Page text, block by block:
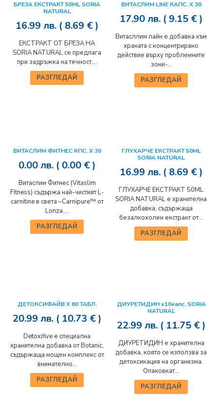
БРЕЗА ЕКСТРАКТ 50ML SORIA
NATURAL
16.99 лв. ( 8.69 € )
ЕКСТРАКТ ОТ БРЕЗА НА
SORIA NATURAL се предлага
при задръжка на течност,...
РАЗГЛЕДАЙ
ВИТАСЛИМ LINE КАПС. Х 30
17.90лв. ( 9.15 € )
Витасллим лайн е добавка към
храната с концентрирано
действие върху проблемните
зони-...
РАЗГЛЕДАЙ
ВИТАСЛИМ ФИТНЕС КПС. Х 30
0.00лв. ( 0.00 € )
Витаслим Фитнес (Vitaslim
Fitness) съдържа най-чистият L-
carnitine в света –Carnipure™ от
Lonza....
РАЗГЛЕДАЙ
ГЛУХАРЧЕ ЕКСТРАКТ 50ML
SORIA NATURAL
16.99 лв. ( 8.69 € )
ГЛУХАРЧЕ ЕКСТРАКТ 50ML
SORIA NATURAL е хранителна
добавка, съдържаща
безалкохолен екстракт от...
РАЗГЛЕДАЙ
ДЕТОКСИФАЙВ Х 60 ТАБЛ.
20.99 лв. ( 10.73 € )
Detoxifive е специална
хранителна добавка от Botanic,
съдържаща мощен комплекс от
внимателно...
РАЗГЛЕДАЙ
ДИУРЕТИДИН x10капс. SORIA
NATURAL
22.99 лв. ( 11.75 € )
ДИУРЕТИДИН е хранителна
добавка, която се използва за
детоксикация на организма.
Опаковкат...
РАЗГЛЕДАЙ